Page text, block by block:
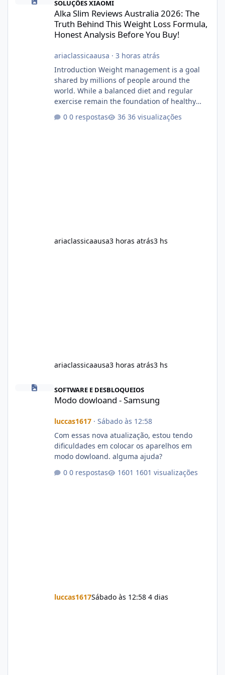
SOLUÇÕES XIAOMI
Alka Slim Reviews Australia 2026: The
Truth Behind This Weight Loss Formula,
Honest Analysis Before You Buy!
ariaclassicaausa · 3 horas atrás
Introduction Weight management is a goal
shared by millions of people around the
world. While a balanced diet and regular
exercise remain the foundation of healthy
dietary supplements for additional support.
0 respostas 36 visualizações
ariaclassicaausa3 horas atrás3 hs
ariaclassicaausa3 horas atrás3 hs
Modo dowloand - Samsung
SOFTWARE E DESBLOQUEIOS
Modo dowloand - Samsung
luccas1617· Sábado às 12:58
Com essas nova atualização, estou tendo
dificuldades em colocar os aparelhos em
modo dowloand. alguma ajuda?
0 respostas
1601 visualizações
luccas1617Sábado às 12:58 4 dias